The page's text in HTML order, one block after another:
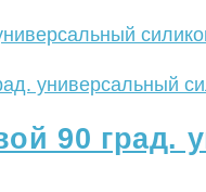
90 град.